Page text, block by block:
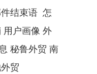
结束语  怎
用户画像 外
秘鲁外贸 南
贸